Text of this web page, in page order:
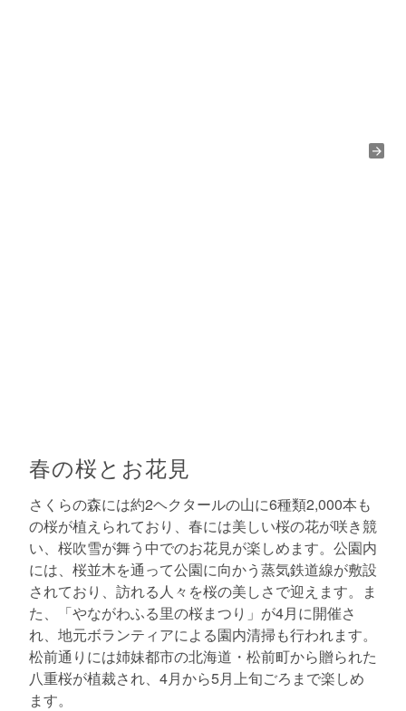
春の桜とお花見
さくらの森には約2ヘクタールの山に6種類2,000本も
の桜が植えられており、春には美しい桜の花が咲き競
い、桜吹雪が舞う中でのお花見が楽しめます。公園内
には、桜並木を通って公園に向かう蒸気鉄道線が敷設
されており、訪れる人々を桜の美しさで迎えます。ま
た、「やながわふる里の桜まつり」が4月に開催さ
れ、地元ボランティアによる園内清掃も行われます。
松前通りには姉妹都市の北海道・松前町から贈られた
八重桜が植裁され、4月から5月上旬ごろまで楽しめ
ます。